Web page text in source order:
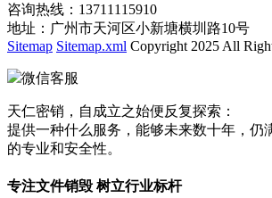
咨询热线：13711115910
地址：广州市天河区小新塘横圳路10号
Sitemap Sitemap.xml Copyright 2025 All
微信客服
天仁密销，自成立之始便反复探索：
提供一种什么服务，能够未来数十年，仍
的专业和安全性。
专注文件销毁 树立行业标杆